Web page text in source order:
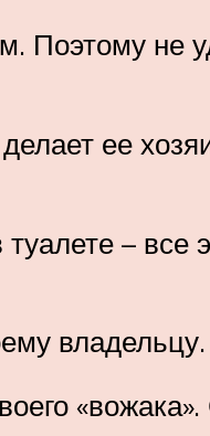
Поэтому не
ее
– все
владельцу.
«вожака».